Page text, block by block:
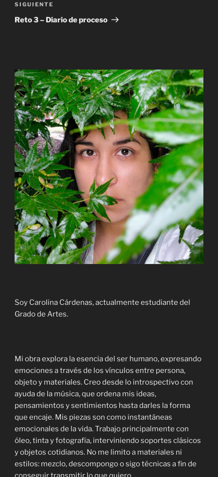
Siguiente
entrada
SIGUIENTE
Reto 3 – Diario de proceso
Soy Carolina Cárdenas, actualmente estudiante del
Grado de Artes.
Mi obra explora la esencia del ser humano, expresando
emociones a través de los vínculos entre persona,
objeto y materiales. Creo desde lo introspectivo con
ayuda de la música, que ordena mis ideas,
pensamientos y sentimientos hasta darles la forma
que encaje. Mis piezas son como instantáneas
emocionales de la vida. Trabajo principalmente con
óleo, tinta y fotografía, interviniendo soportes clásicos
y objetos cotidianos. No me limito a materiales ni
estilos: mezclo, descompongo o sigo técnicas a fin de